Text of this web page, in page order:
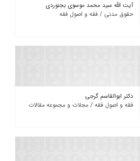
آیت الله سید محمد موسوی بجنوردی
حقوق مدنی / فقه و اصول فقه
دکتر ابوالقاسم گرجی
فقه و اصول فقه / مجلات و مجموعه مقالات